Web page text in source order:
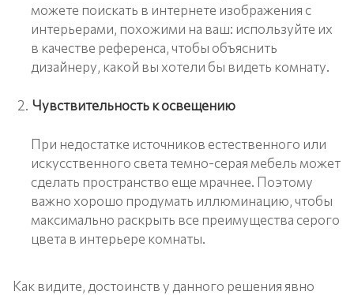
можете поискать в интернете изображения с
интерьерами, похожими на ваш: используйте их
в качестве референса, чтобы объяснить
дизайнеру, какой вы хотели бы видеть комнату.
Чувствительность к освещению
При недостатке источников естественного или
искусственного света темно-серая мебель может
сделать пространство еще мрачнее. Поэтому
важно хорошо продумать иллюминацию, чтобы
максимально раскрыть все преимущества серого
цвета в интерьере комнаты.
Как видите, достоинств у данного решения явно